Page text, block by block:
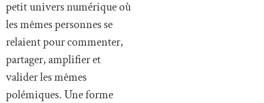
petit univers numérique où
les mêmes personnes se
relaient pour commenter,
partager, amplifier et
valider les mêmes
polémiques. Une forme